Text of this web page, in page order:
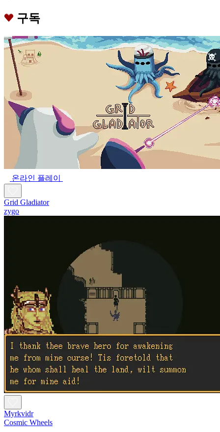
구독
온라인 플레이
Grid Gladiator
zygo
Myrkvidr
Cosmic Wheels